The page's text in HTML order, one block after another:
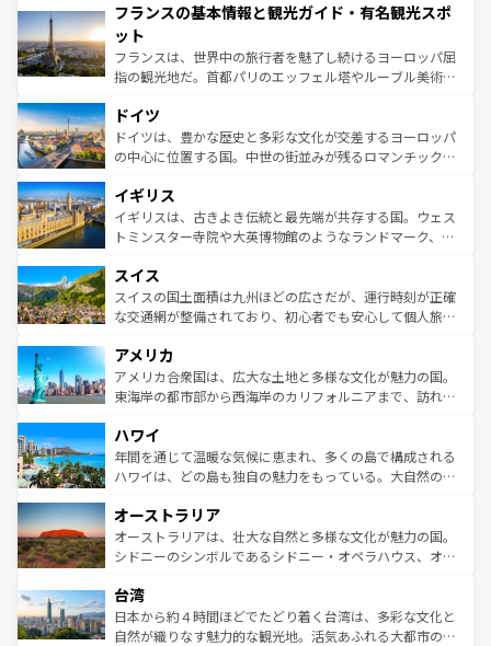
ませてくれるイタリアで、忘れられない旅をしてみよう！
なお、新着のイタリア情報は
しい。
文化が根付くこの国では、情熱的なフラメンコ、熱気あふ
れる闘牛、そして美味しいタパスが生活の一部となってい
る。首都マドリードの洗練された雰囲気や、バルセロナの
アートに溢れた街角から、地方では古代ローマ遺跡や中世
せる。地方によって風土や気候が異なるスペインはその個
性で訪れる人を魅了する。 なお、新着のスペイン情報は コ
ンテンツ一覧を参照してほしい。
フランスの基本情報と観光ガイド・有名観光スポ
ット
フランスは、世界中の旅行者を魅了し続けるヨーロッパ屈
指の観光地だ。首都パリのエッフェル塔やルーブル美術館
で、幅広い魅力が詰まっている。華麗な宮殿、歴史的な大
聖堂、美しいビーチ、そして豊かな自然が、訪れる者を心
から魅了する。また、フランスは美食の国としても知ら
いる。シャンパンの発祥地であるランス、プロヴァンスの
香り高いラベンダー畑など、多彩な楽しみ方が可能だ。さ
らに、パリ以外の地域にも魅力が溢れており、どの街角に
れる地方に足を運ぶとそれぞれで全く異なる文化を体験で
きるだろう。 なお、新着のフランス情報はコンテンツ一覧
を参照してほしい。
ドイツ
ドイツは、豊かな歴史と多彩な文化が交差するヨーロッパ
の中心に位置する国。中世の街並みが残るロマンチック街
顔を持つこの国は、どこを歩いても飽きることがない。ベ
ルリンの文化的活気、バイエルン州のアルプスの絶景、そ
してライン川沿いのワイン畑といった風景は必見。ビール
は、お酒好きな人にはぜひ体験してほしい。 なお、新着の
ドイツ情報はコンテンツ一覧を参照してほしい。
イギリス
イギリスは、古きよき伝統と最先端が共存する国。ウェス
トミンスター寺院や大英博物館のようなランドマーク、歴
リアごとに異なる魅力がある。また、優雅なアフタヌーン
ティー、ビール好きにはたまらない英国パブ、サッカー観
戦など、本場だからこそできる体験も豊富。イギリスを旅
ンツ一覧を参照してほしい。
スイス
スイスの国土面積は九州ほどの広さだが、運行時刻が正確
な交通網が整備されており、初心者でも安心して個人旅行
の建物がそのまま残る町や、スイスならではのユニークな
博物館もあり、アルプス観光だけでなく町歩きも満喫する
ことができる。国民の所得が高いため物価も高いが、旅行
ば市内交通費無料で観光を楽しむこともできる。 なお、新
着のスイス情報はコンテンツ一覧 を参照してほしい。
アメリカ
アメリカ合衆国は、広大な土地と多様な文化が魅力の国。
東海岸の都市部から西海岸のカリフォルニアまで、訪れる
のような巨大都市は、観光、ショッピング、エンターテイ
ンメントが詰まった刺激的なスポットだ。一方、アメリカ
西部には大自然が広がり、グランドキャニオンやイエロー
部のニューオーリンズでは、音楽と美食が融合した独特の
文化が魅力。旅行者はアメリカの各地域で異なる魅力を楽
しみながら、その多様性と豊かな歴史を感じることができ
ならではの贅沢な旅のスタイルだ。 なお、新着のアメリカ
情報はコンテンツ一覧を参照してほしい。
ハワイ
年間を通じて温暖な気候に恵まれ、多くの島で構成される
ハワイは、どの島も独自の魅力をもっている。大自然の神
ワイ島は見逃せない。また、定番の観光地といえばオアフ
島だが、静かな自然を求めるならマウイ島やカウアイ島が
おすすめ。エメラルドグリーンに輝く海をはじめ、豊かな
れるおもてなしの心で訪れる人々を迎えてくれるハワイの
人々、おいしいローカルフードやハワイアンミュージッ
ク、伝統的なフラダンスなど、すべてがハワイの魅力を彩
オーストラリア
オーストラリアは、壮大な自然と多様な文化が魅力の国。
シドニーのシンボルであるシドニー・オペラハウス、オー
リアリーフや大陸中央部にそびえるウルル（エアーズロッ
ク）、タスマニアの美しい原生林やケアンズの熱帯雨林な
ど、見どころがたくさん。また、カフェやワイン、オージ
台湾
日本から約４時間ほどでたどり着く台湾は、多彩な文化と
自然が織りなす魅力的な観光地。活気あふれる大都市の台